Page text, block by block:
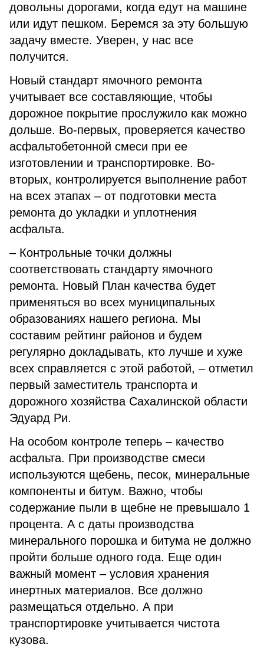
довольны дорогами, когда едут на машине
или идут пешком. Беремся за эту большую
задачу вместе. Уверен, у нас все
получится.
Новый стандарт ямочного ремонта
учитывает все составляющие, чтобы
дорожное покрытие прослужило как можно
дольше. Во-первых, проверяется качество
асфальтобетонной смеси при ее
изготовлении и транспортировке. Во-
вторых, контролируется выполнение работ
на всех этапах – от подготовки места
ремонта до укладки и уплотнения
асфальта.
– Контрольные точки должны
соответствовать стандарту ямочного
ремонта. Новый План качества будет
применяться во всех муниципальных
образованиях нашего региона. Мы
составим рейтинг районов и будем
регулярно докладывать, кто лучше и хуже
всех справляется с этой работой, – отметил
первый заместитель транспорта и
дорожного хозяйства Сахалинской области
Эдуард Ри.
На особом контроле теперь – качество
асфальта. При производстве смеси
используются щебень, песок, минеральные
компоненты и битум. Важно, чтобы
содержание пыли в щебне не превышало 1
процента. А с даты производства
минерального порошка и битума не должно
пройти больше одного года. Еще один
важный момент – условия хранения
инертных материалов. Все должно
размещаться отдельно. А при
транспортировке учитывается чистота
кузова.